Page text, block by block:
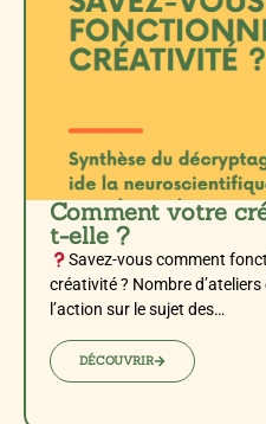
Comment votre
t-elle ?
Savez-vous comment
créativité ? Nombre
l’action sur le sujet des…
DÉCOUVRIR